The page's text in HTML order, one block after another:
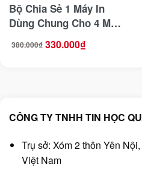
Bộ Chia Sẻ 1 Máy In
Dùng Chung Cho 4 Máy
Tính DTECH DT-8341
380.000₫
Giá
gốc 330.000₫
Giá
hiện
CÔNG TY TNHH TIN HỌC
Trụ sở: Xóm 2 thôn Yên
Việt Nam